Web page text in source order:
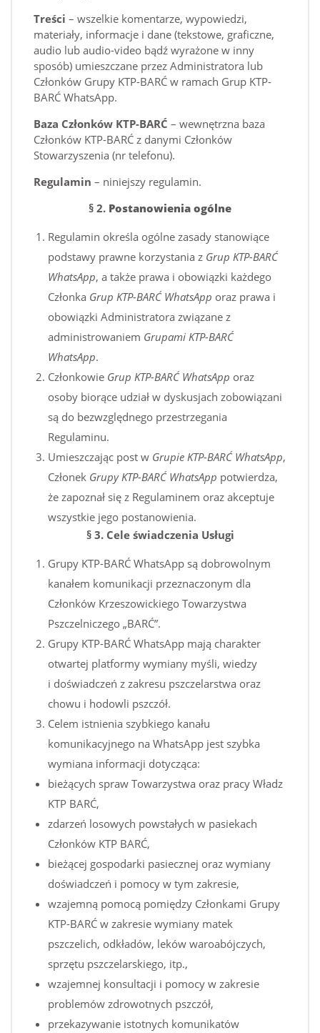
Treści – wszelkie komentarze, wypowiedzi,
materiały, informacje i dane (tekstowe, graficzne,
audio lub audio-video bądź wyrażone w inny
sposób) umieszczane przez Administratora lub
Członków Grupy KTP-BARĆ w ramach Grup KTP-
BARĆ WhatsApp.
Baza Członków KTP-BARĆ – wewnętrzna baza
Członków KTP-BARĆ z danymi Członków
Stowarzyszenia (nr telefonu).
Regulamin – niniejszy regulamin.
§ 2. Postanowienia ogólne
Regulamin określa ogólne zasady stanowiące
podstawy prawne korzystania z Grup KTP-BARĆ
WhatsApp, a także prawa i obowiązki każdego
Członka Grup KTP-BARĆ WhatsApp oraz prawa i
obowiązki Administratora związane z
administrowaniem Grupami KTP-BARĆ
WhatsApp.
Członkowie Grup KTP-BARĆ WhatsApp oraz
osoby biorące udział w dyskusjach zobowiązani
są do bezwzględnego przestrzegania
Regulaminu.
Umieszczając post w Grupie KTP-BARĆ WhatsApp,
Członek Grupy KTP-BARĆ WhatsApp potwierdza,
że zapoznał się z Regulaminem oraz akceptuje
wszystkie jego postanowienia.
§ 3. Cele świadczenia Usługi
Grupy KTP-BARĆ WhatsApp są dobrowolnym
kanałem komunikacji przeznaczonym dla
Członków Krzeszowickiego Towarzystwa
Pszczelniczego „BARĆ”.
Grupy KTP-BARĆ WhatsApp mają charakter
otwartej platformy wymiany myśli, wiedzy
i doświadczeń z zakresu pszczelarstwa oraz
chowu i hodowli pszczół.
Celem istnienia szybkiego kanału
komunikacyjnego na WhatsApp jest szybka
wymiana informacji dotycząca:
bieżących spraw Towarzystwa oraz pracy Władz
KTP BARĆ,
zdarzeń losowych powstałych w pasiekach
Członków KTP BARĆ,
bieżącej gospodarki pasiecznej oraz wymiany
doświadczeń i pomocy w tym zakresie,
wzajemną pomocą pomiędzy Członkami Grupy
KTP-BARĆ w zakresie wymiany matek
pszczelich, odkładów, leków waroabójczych,
sprzętu pszczelarskiego, itp.,
wzajemnej konsultacji i pomocy w zakresie
problemów zdrowotnych pszczół,
przekazywanie istotnych komunikatów